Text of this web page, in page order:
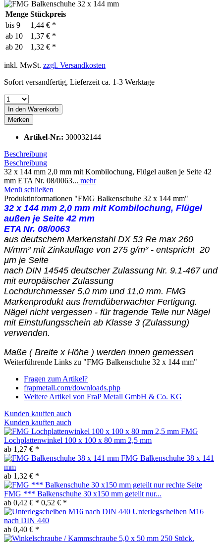
Menge Stückpreis
bis 9
1,44 € *
ab 10
1,37 € *
ab 20 1,32 € *
inkl. MwSt. zzgl. Versandkosten
Sofort versandfertig, Lieferzeit ca. 1-3 Werktage
In den Warenkorb
Merken
Artikel-Nr.: 300032144
Beschreibung
Beschreibung
32 x 144 mm 2,0 mm mit Kombilochung, Flügel außen je Seite 42
mm ETA Nr. 08/0063... mehr
Menü schließen
Produktinformationen "FMG Balkenschuhe 32 x 144 mm"
32 x 144 mm 2,0 mm mit Kombilochung, Flügel
außen je Seite 42 mm
ETA Nr. 08/0063
aus deutschem Markenstahl DX 53 Re max 260
N/mm² mit Zinkauflage von 275 g/m² - entspricht 20
µm je Seite
nach DIN 14545 deutscher Zulassung Nr. 9.1-467 und
mit europäischer Zulassung
Lochdurchmesser 5,0 mm und 11,0 mm. FMG
Markenprodukt aus fremdüberwachter Fertigung.
Nägel nicht vergessen - für tragende Teile nur Nägel
mit Einstufungsschein ab Klasse 3 (Zulassung)
verwenden.
Maße ( Breite x Höhe ) werden innen gemessen
Weiterführende Links zu "FMG Balkenschuhe 32 x 144 mm"
Fragen zum Artikel?
frapmetall.com/downloads.php
Weitere Artikel von FraP Metall GmbH & Co. KG
Kunden kauften auch
Kunden kauften auch
FMG
Lochplattenwinkel 100 x 100 x 80 mm 2,5 mm
ab 1,27 € *
FMG Balkenschuhe 38 x 141
mm
ab 1,32 € *
FMG *** Balkenschuhe 30 x150 mm geteilt nur...
ab 0,42 € * 0,52 € *
Unterlegscheiben M16
nach DIN 440
ab 0,40 € *